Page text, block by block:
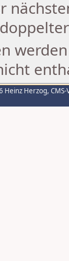
Heinz Herzog,